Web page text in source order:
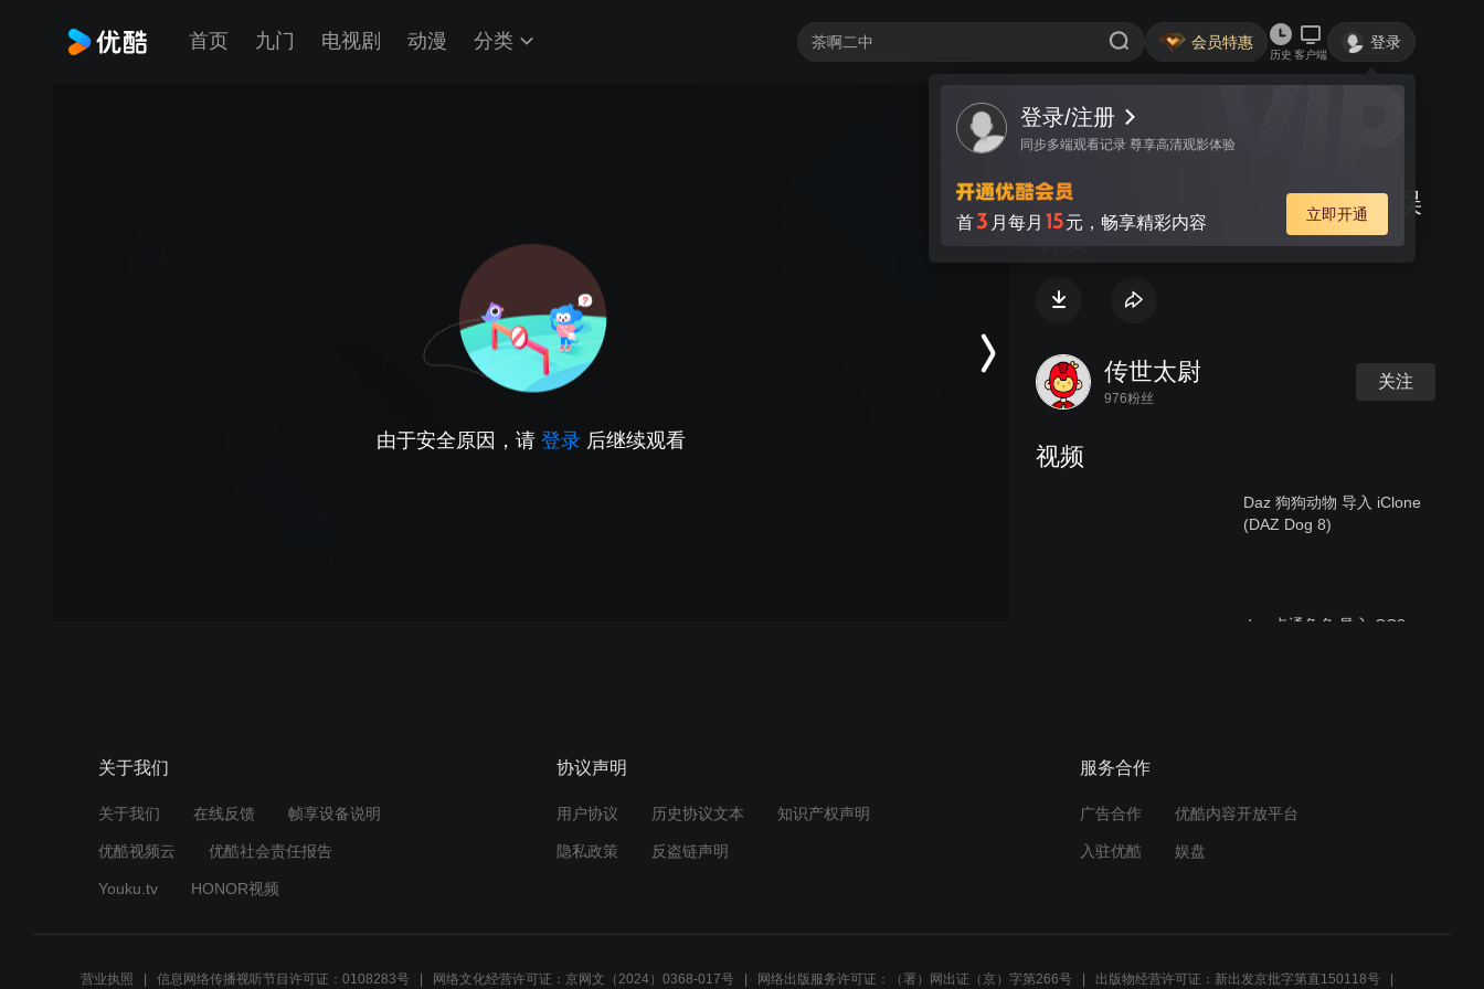
首页 九门 电视剧 动漫 分类 会员特惠
历史 客户端
登录
登录/注册
同步多端观看记录 尊享高清观影体验
首3 月每月 15元，畅享精彩内容 立即开通
由于安全原因，请 登录 后继续观看
视频 讨论
4, 3 ue4快速修复肉眼所见的错误
材质
传世太尉
976粉丝
关注
视频
Daz 狗狗动物 导入 iClone
(DAZ Dog 8)
daz 卡通角色 导入 CC3
关于我们
关于我们 在线反馈 帧享设备说明
优酷视频云 优酷社会责任报告
Youku.tv HONOR视频
协议声明
用户协议 历史协议文本 知识产权声明
隐私政策 反盗链声明
服务合作
广告合作 优酷内容开放平台
入驻优酷 娱盘
营业执照 信息网络传播视听节目许可证：0108283号 网络文化经营许可证：京网文（2024）0368-017号 网络出版服务许可证：（署）网出证（京）字第266号 出版物经营许可证：新出发京批字第直150118号